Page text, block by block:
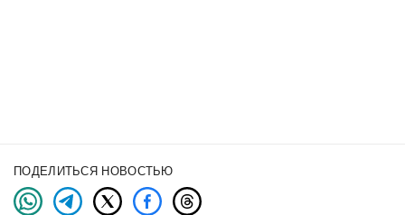
ПОДЕЛИТЬСЯ НОВОСТЬЮ